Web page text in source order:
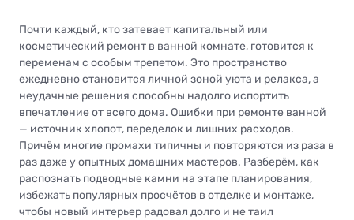
Почти каждый, кто затевает капитальный или
косметический ремонт в ванной комнате, готовится к
переменам с особым трепетом. Это пространство
ежедневно становится личной зоной уюта и релакса, а
неудачные решения способны надолго испортить
впечатление от всего дома. Ошибки при ремонте ванной
— источник хлопот, переделок и лишних расходов.
Причём многие промахи типичны и повторяются из раза в
раз даже у опытных домашних мастеров. Разберём, как
распознать подводные камни на этапе планирования,
избежать популярных просчётов в отделке и монтаже,
чтобы новый интерьер радовал долго и не таил